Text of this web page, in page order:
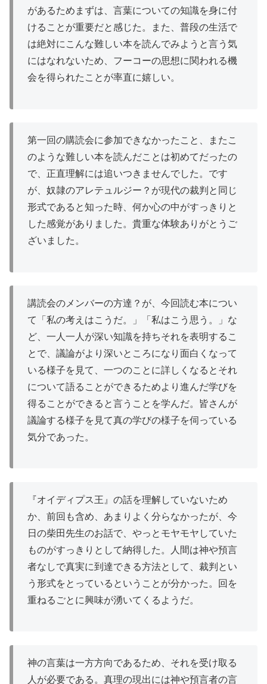
があるためまずは、言葉についての知識を身に付
けることが重要だと感じた。また、普段の生活で
は絶対にこんな難しい本を読んでみようと言う気
にはなれないため、フーコーの思想に関われる機
会を得られたことが率直に嬉しい。
第一回の購読会に参加できなかったこと、またこ
のような難しい本を読んだことは初めてだったの
で、正直理解には追いつきませんでした。です
が、奴隷のアレテュルジー？が現代の裁判と同じ
形式であると知った時、何か心の中がすっきりと
した感覚がありました。貴重な体験ありがとうご
ざいました。
講読会のメンバーの方達？が、今回読む本につい
て「私の考えはこうだ。」「私はこう思う。」な
ど、一人一人が深い知識を持ちそれを表明するこ
とで、議論がより深いところになり面白くなって
いる様子を見て、一つのことに詳しくなるとそれ
について語ることができるためより進んだ学びを
得ることができると言うことを学んだ。皆さんが
議論する様子を見て真の学びの様子を伺っている
気分であった。
『オイディプス王』の話を理解していないため
か、前回も含め、あまりよく分らなかったが、今
日の柴田先生のお話で、やっとモヤモヤしていた
ものがすっきりとして納得した。人間は神や預言
者なしで真実に到達できる方法として、裁判とい
う形式をとっているということが分かった。回を
重ねるごとに興味が湧いてくるようだ。
神の言葉は一方方向であるため、それを受け取る
人が必要である。真理の現出には神や預言者の言